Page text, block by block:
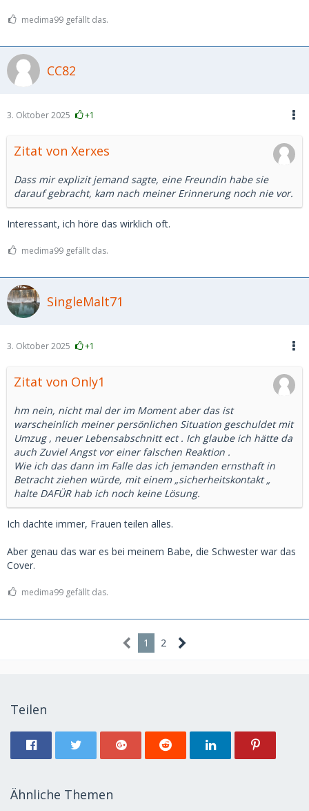
medima99 gefällt das.
CC82
3. Oktober 2025 +1
Zitat von Xerxes
Dass mir explizit jemand sagte, eine Freundin habe sie
darauf gebracht, kam nach meiner Erinnerung noch nie vor.
Interessant, ich höre das wirklich oft.
medima99 gefällt das.
SingleMalt71
3. Oktober 2025 +1
Zitat von Only1
hm nein, nicht mal der im Moment aber das ist
warscheinlich meiner persönlichen Situation geschuldet mit
Umzug , neuer Lebensabschnitt ect . Ich glaube ich hätte da
auch Zuviel Angst vor einer falschen Reaktion .
Wie ich das dann im Falle das ich jemanden ernsthaft in
Betracht ziehen würde, mit einem „sicherheitskontakt „
halte DAFÜR hab ich noch keine Lösung.
Ich dachte immer, Frauen teilen alles.
Aber genau das war es bei meinem Babe, die Schwester war das
Cover.
medima99 gefällt das.
1 2
Teilen
Ähnliche Themen